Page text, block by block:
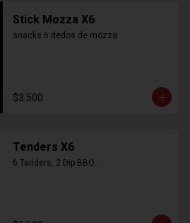
Stick Mozza X6
snacks 6 dedos de mozza
$3.500
Tenders X6
6 Tenders, 2 Dip BBQ..